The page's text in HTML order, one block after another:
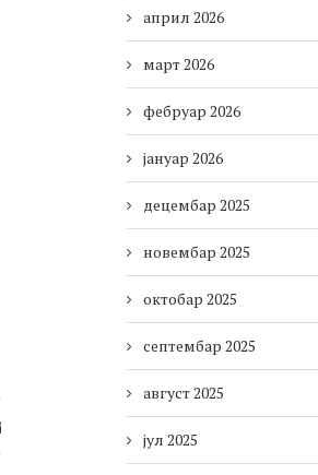
април 2026
март 2026
фебруар 2026
јануар 2026
децембар 2025
новембар 2025
октобар 2025
септембар 2025
август 2025
јул 2025